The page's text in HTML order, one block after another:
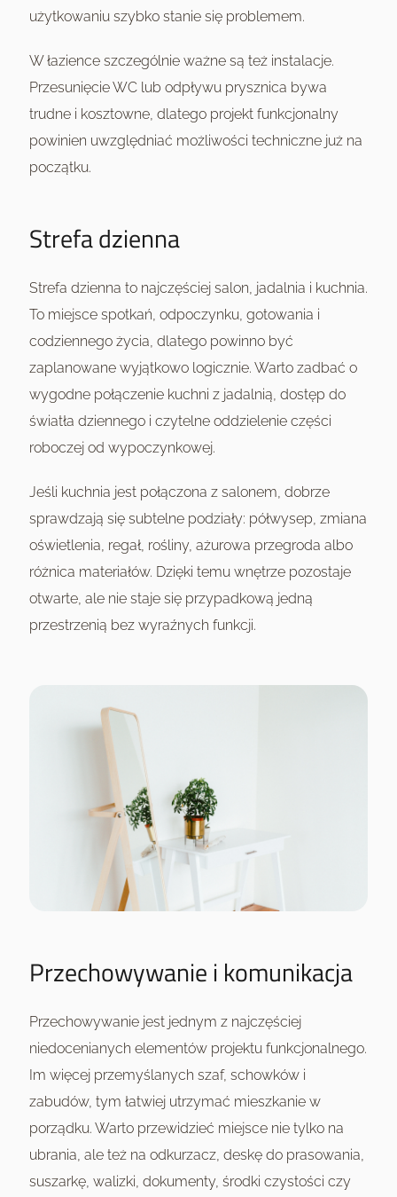
użytkowaniu szybko stanie się problemem.
W łazience szczególnie ważne są też instalacje.
Przesunięcie WC lub odpływu prysznica bywa
trudne i kosztowne, dlatego projekt funkcjonalny
powinien uwzględniać możliwości techniczne już na
początku.
Strefa dzienna
Strefa dzienna to najczęściej salon, jadalnia i kuchnia.
To miejsce spotkań, odpoczynku, gotowania i
codziennego życia, dlatego powinno być
zaplanowane wyjątkowo logicznie. Warto zadbać o
wygodne połączenie kuchni z jadalnią, dostęp do
światła dziennego i czytelne oddzielenie części
roboczej od wypoczynkowej.
Jeśli kuchnia jest połączona z salonem, dobrze
sprawdzają się subtelne podziały: półwysep, zmiana
oświetlenia, regał, rośliny, ażurowa przegroda albo
różnica materiałów. Dzięki temu wnętrze pozostaje
otwarte, ale nie staje się przypadkową jedną
przestrzenią bez wyraźnych funkcji.
Przechowywanie i komunikacja
Przechowywanie jest jednym z najczęściej
niedocenianych elementów projektu funkcjonalnego.
Im więcej przemyślanych szaf, schowków i
zabudów, tym łatwiej utrzymać mieszkanie w
porządku. Warto przewidzieć miejsce nie tylko na
ubrania, ale też na odkurzacz, deskę do prasowania,
suszarkę, walizki, dokumenty, środki czystości czy